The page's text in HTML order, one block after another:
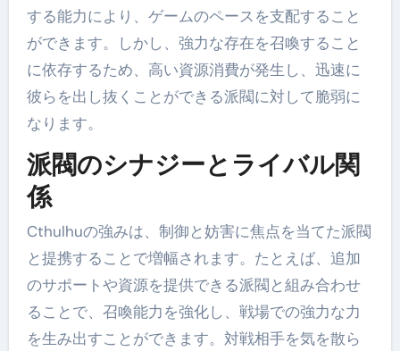
する能力により、ゲームのペースを支配すること
ができます。しかし、強力な存在を召喚すること
に依存するため、高い資源消費が発生し、迅速に
彼らを出し抜くことができる派閥に対して脆弱に
なります。
派閥のシナジーとライバル関
係
Cthulhuの強みは、制御と妨害に焦点を当てた派閥
と提携することで増幅されます。たとえば、追加
のサポートや資源を提供できる派閥と組み合わせ
ることで、召喚能力を強化し、戦場での強力な力
を生み出すことができます。対戦相手を気を散ら